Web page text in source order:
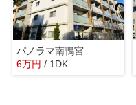
パノラマ南鴨宮
6万円 / 1DK